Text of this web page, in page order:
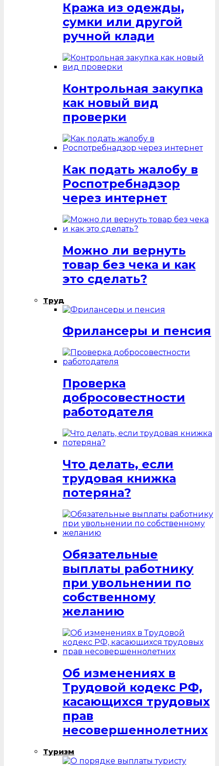
Кража из одежды,
сумки или другой
ручной клади
Контрольная закупка
как новый вид
проверки
Как подать жалобу в
Роспотребнадзор
через интернет
Можно ли вернуть
товар без чека и как
это сделать?
Труд
Фрилансеры и пенсия
Проверка
добросовестности
работодателя
Что делать, если
трудовая книжка
потеряна?
Обязательные
выплаты работнику
при увольнении по
собственному
желанию
Об изменениях в
Трудовой кодекс РФ,
касающихся трудовых
прав
несовершеннолетних
Туризм